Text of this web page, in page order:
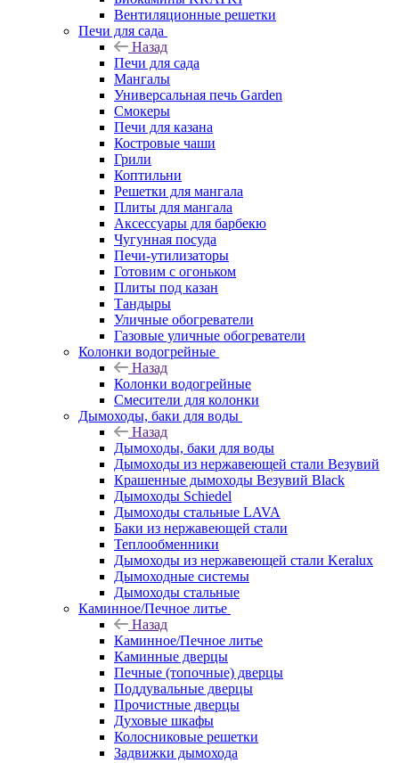
Вентиляционные решетки
Печи для сада
Назад
Печи для сада
Мангалы
Универсальная печь Garden
Смокеры
Печи для казана
Костровые чаши
Грили
Коптильни
Решетки для мангала
Плиты для мангала
Аксессуары для барбекю
Чугунная посуда
Печи-утилизаторы
Готовим с огоньком
Плиты под казан
Тандыры
Уличные обогреватели
Газовые уличные обогреватели
Колонки водогрейные
Назад
Колонки водогрейные
Смесители для колонки
Дымоходы, баки для воды
Назад
Дымоходы, баки для воды
Дымоходы из нержавеющей стали Везувий
Крашенные дымоходы Везувий Black
Дымоходы Schiedel
Дымоходы стальные LAVA
Баки из нержавеющей стали
Теплообменники
Дымоходы из нержавеющей стали Keralux
Дымоходные системы
Дымоходы стальные
Каминное/Печное литье
Назад
Каминное/Печное литье
Каминные дверцы
Печные (топочные) дверцы
Поддувальные дверцы
Прочистные дверцы
Духовые шкафы
Колосниковые решетки
Задвижки дымохода